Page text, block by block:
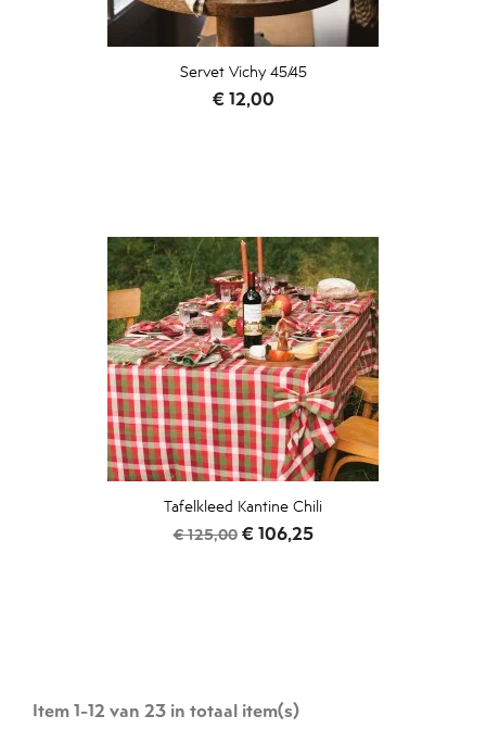
Servet Vichy 45/45
Prijs
€ 12,00
Tafelkleed Kantine Chili
Normale
€ 125,00 Prijs
€ 106,25
Item 1-12 van 23 in totaal item(s)